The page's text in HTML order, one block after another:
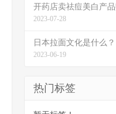
开药店卖祛痘美白产品
2023-07-28
日本拉面文化是什么？
2023-06-19
热门标签